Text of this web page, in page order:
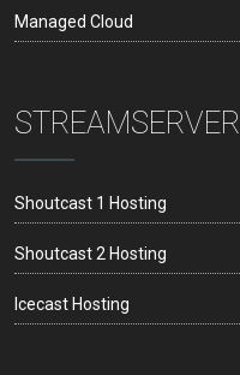
Managed Cloud
STREAMSERVER
Shoutcast 1 Hosting
Shoutcast 2 Hosting
Icecast Hosting